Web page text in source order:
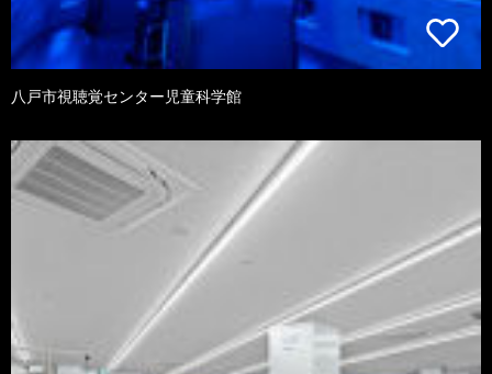
八戸市視聴覚センター児童科学館